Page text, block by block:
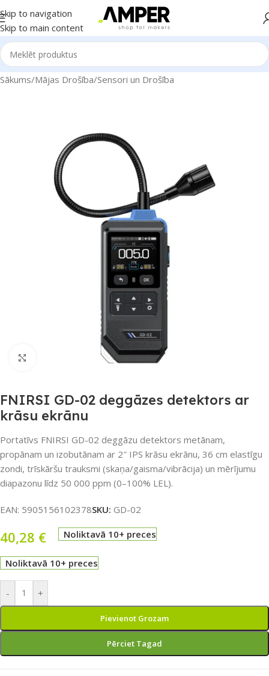
Skip to navigation
Skip to main content
Sākums/Mājas Drošība/Sensori un Drošība
Noklikšķiniet, lai palielinātu
FNIRSI GD-02 deggāzes detektors ar
krāsu ekrānu
Portatīvs FNIRSI GD-02 deggāzu detektors metānam,
propānam un izobutānam ar 2″ IPS krāsu ekrānu, 36 cm elastīgu
zondi, trīskāršu trauksmi (skaņa/gaisma/vibrācija) un mērījumu
diapazonu līdz 50 000 ppm (0–100% LEL).
EAN: 5905156102378SKU: GD-02
40,28 € Noliktavā 10+ preces
Noliktavā 10+ preces
- +
Pievienot Grozam
Pērciet Tagad